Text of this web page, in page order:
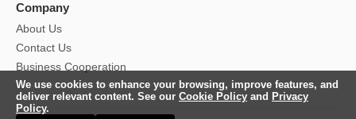
Company
About Us
Contact Us
Business Cooperation
We use cookies to enhance your browsing, improve features, and
deliver relevant content. See our Cookie Policy and Privacy
Policy.